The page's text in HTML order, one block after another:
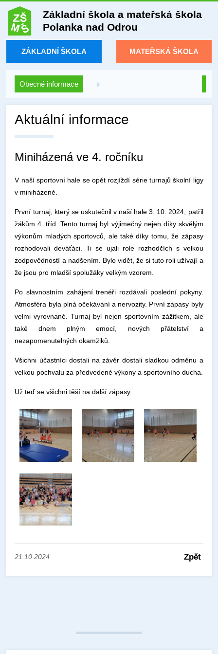
Základní škola a mateřská škola
Polanka nad Odrou
ZÁKLADNÍ ŠKOLA MATEŘSKÁ ŠKOLA
Obecné informace
Aktuální informace
Miniházená ve 4. ročníku
V naší sportovní hale se opět rozjíždí série turnajů školní ligy
v miniházené.
První turnaj, který se uskutečnil v naší hale 3. 10. 2024, patřil
žákům 4. tříd. Tento turnaj byl výjimečný nejen díky skvělým
výkonům mladých sportovců, ale také díky tomu, že zápasy
rozhodovali deváťáci. Ti se ujali role rozhodčích s velkou
zodpovědností a nadšením. Bylo vidět, že si tuto roli užívají a
že jsou pro mladší spolužáky velkým vzorem.
Po slavnostním zahájení trenéři rozdávali poslední pokyny.
Atmosféra byla plná očekávání a nervozity. První zápasy byly
velmi vyrovnané. Turnaj byl nejen sportovním zážitkem, ale
také dnem plným emocí, nových přátelství a
nezapomenutelných okamžiků.
Všichni účastníci dostali na závěr dostali sladkou odměnu a
velkou pochvalu za předvedené výkony a sportovního ducha.
Už teď se všichni těší na další zápasy.
21.10.2024 Zpět